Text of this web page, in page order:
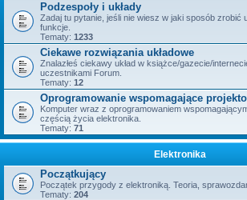
Podzespoły i układy
Zadaj tu pytanie, jeśli nie wiesz w jaki sposób zrobić
funkcje.
Tematy: 1233
Ciekawe rozwiązania układowe
Znalazłeś ciekawy układ w książce/gazecie/
uczestnikami Forum.
Tematy: 12
Oprogramowanie wspomagające
Komputer wraz z oprogramowaniem
częścią życia elektronika.
Tematy: 71
Elektronika
Początkujący
Początek przygody z elektroniką. Teoria,
Tematy: 204